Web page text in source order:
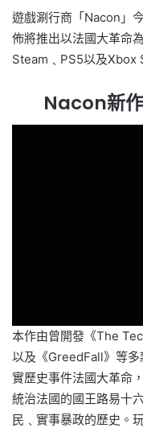
遊戲涮行商「Nacon」
佈將推出以法國大革命
Steam﹑PS5以及Xbox
Nacon新
本作由曾開發《The
以及《GreedFall》等
實歷史事件法國大革命
統治法國的國王路易十
民﹑實事暴政的歷史。